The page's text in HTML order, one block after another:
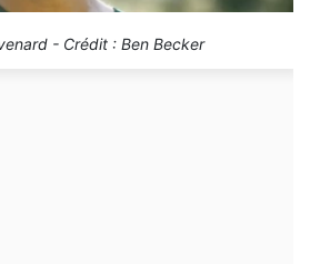
- Crédit : Ben Becker